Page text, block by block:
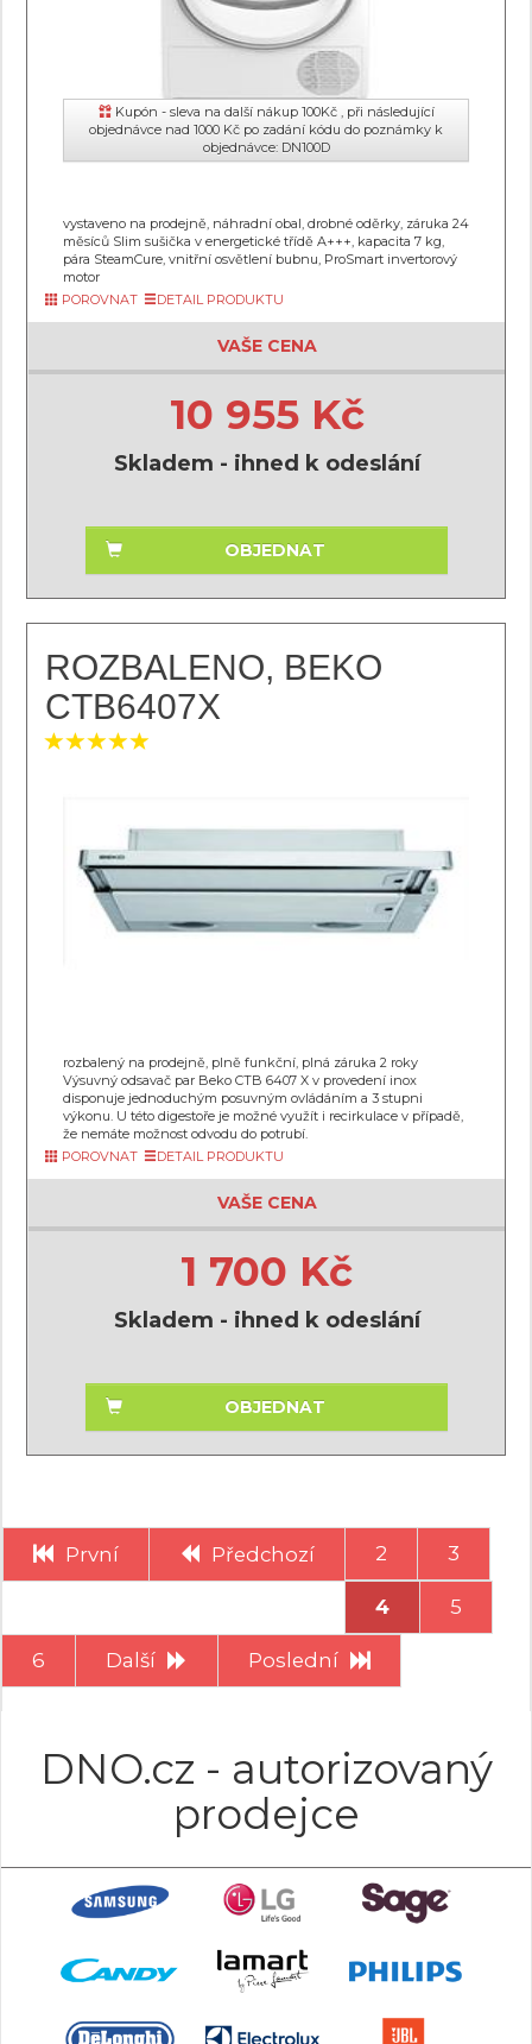
Kupón - sleva na další nákup 100Kč , při následující
objednávce nad 1000 Kč po zadání kódu do poznámky k
objednávce: DN100D
vystaveno na prodejně, náhradní obal, drobné oděrky, záruka 24
měsíců Slim sušička v energetické třídě A+++, kapacita 7 kg,
pára SteamCure, vnitřní osvětlení bubnu, ProSmart invertorový
motor
POROVNAT
DETAIL PRODUKTU
VAŠE CENA
10 955 Kč
Skladem - ihned k odeslání
OBJEDNAT
ROZBALENO, BEKO
CTB6407X
rozbalený na prodejně, plně funkční, plná záruka 2 roky
Výsuvný odsavač par Beko CTB 6407 X v provedení inox
disponuje jednoduchým posuvným ovládáním a 3 stupni
výkonu. U této digestoře je možné využít i recirkulace v případě,
že nemáte možnost odvodu do potrubí.
POROVNAT
DETAIL PRODUKTU
VAŠE CENA
1 700 Kč
Skladem - ihned k odeslání
OBJEDNAT
První Předchozí 2 3
4 5
6 Další Poslední
DNO.cz - autorizovaný
prodejce